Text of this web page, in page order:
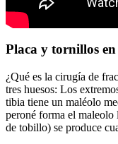
Placa y tornillos
¿Qué es la cirugía de
tres huesos: Los
tibia tiene un maléolo
peroné forma el
de tobillo) se produce